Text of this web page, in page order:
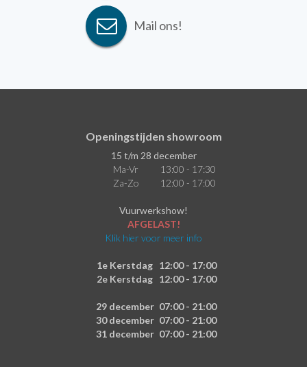
Mail ons!
Openingstijden showroom
15 t/m 28 december
Ma-Vr
13:00 - 17:30
Za-Zo
12:00 - 17:00
Vuurwerkshow!
AFGELAST!
Klik hier voor meer info
1e Kerstdag 12:00 - 17:00
2e Kerstdag 12:00 - 17:00
29 december 07:00 - 21:00
30 december 07:00 - 21:00
31 december 07:00 - 21:00